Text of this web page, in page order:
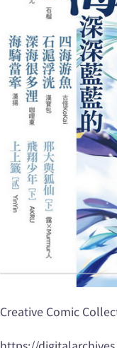
Creative Comic